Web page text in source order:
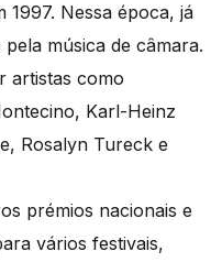
Nessa época, já
música de câmara.
artistas como
Karl-Heinz
Rosalyn Tureck e
prémios nacionais e
vários festivais,